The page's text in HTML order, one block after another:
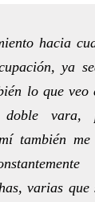
hacia
ya
lo que veo
doble vara,
también
varias que